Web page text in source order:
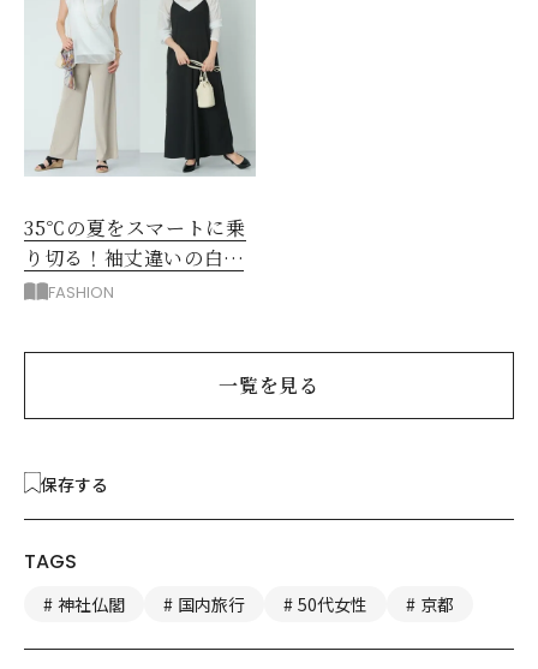
35℃の夏をスマートに乗
り切る！袖丈違いの白シ
アー2枚で5着回し
FASHION
一覧を見る
保存する
TAGS
神社仏閣 国内旅行 50代女性 京都